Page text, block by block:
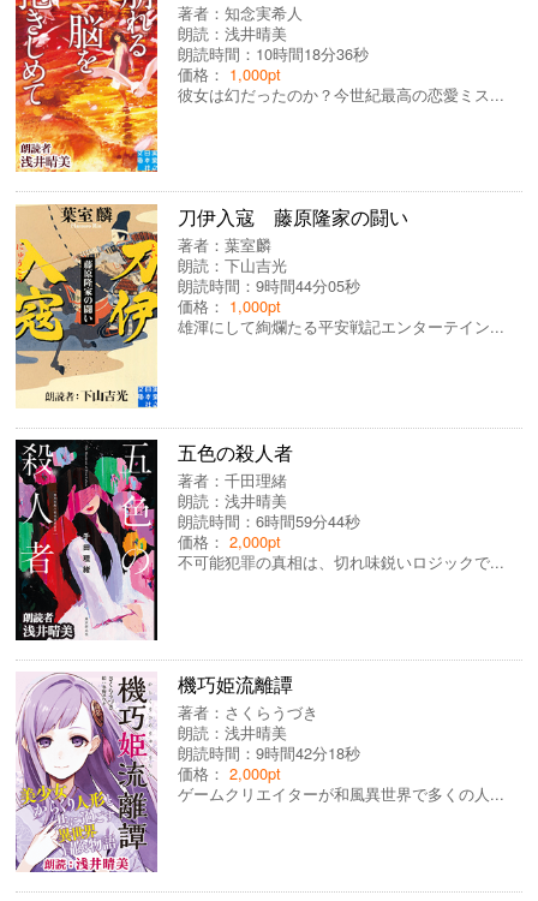
著者：知念実希人
朗読：浅井晴美
朗読時間：10時間18分36秒
価格： 1,000pt
彼女は幻だったのか？今世紀最高の恋愛ミス...
刀伊入寇 藤原隆家の闘い
著者：葉室麟
朗読：下山吉光
朗読時間：9時間44分05秒
価格： 1,000pt
雄渾にして絢爛たる平安戦記エンターテイン...
五色の殺人者
著者：千田理緒
朗読：浅井晴美
朗読時間：6時間59分44秒
価格：2,000pt
不可能犯罪の真相は、切れ味鋭いロジックで...
機巧姫流離譚
著者： さくらうづき
朗読：浅井晴美
朗読時間：9時間42分18秒
価格：2,000pt
ゲームクリエイターが和風異世界で多くの人...